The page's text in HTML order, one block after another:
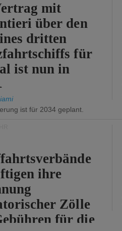
mit
über den
dritten
für
ist nun in
ist für 2034 geplant.
ihre
Zölle
für die